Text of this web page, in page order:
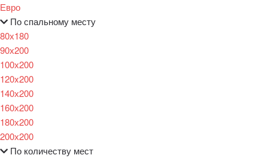
Евро
По спальному месту
80х180
90х200
100х200
120x200
140х200
160х200
180х200
200х200
По количеству мест